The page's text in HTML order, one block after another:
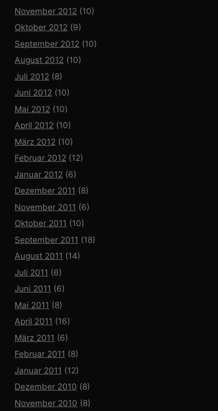
November 2012 (10)
Oktober 2012 (9)
September 2012 (10)
August 2012 (10)
Juli 2012 (8)
Juni 2012 (10)
Mai 2012 (10)
April 2012 (10)
März 2012 (10)
Februar 2012 (12)
Januar 2012 (6)
Dezember 2011 (8)
November 2011 (6)
Oktober 2011 (10)
September 2011 (18)
August 2011 (14)
Juli 2011 (6)
Juni 2011 (6)
Mai 2011 (8)
April 2011 (16)
März 2011 (6)
Februar 2011 (8)
Januar 2011 (12)
Dezember 2010 (8)
November 2010 (8)